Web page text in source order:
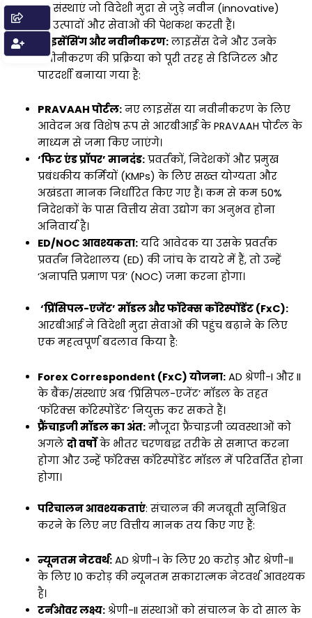
संस्थाएं जो विदेशी मुद्रा से जुड़े नवीन (innovative)
उत्पादों और सेवाओं की पेशकश करती हैं।
लाइसेंसिंग और नवीनीकरण: लाइसेंस देने और उनके
नवीनीकरण की प्रक्रिया को पूरी तरह से डिजिटल और
पारदर्शी बनाया गया है:
PRAVAAH पोर्टल:नए लाइसेंस या नवीनीकरण के लिए
आवेदन अब विशेष रूप से आरबीआई के PRAVAAH पोर्टल के
माध्यम से जमा किए जाएंगे।
‘फिट एंड प्रॉपर’ मानदंड:प्रवर्तकों, निदेशकों और प्रमुख
प्रबंधकीय कर्मियों (KMPs) के लिए सख्त योग्यता और
अखंडता मानक निर्धारित किए गए हैं। कम से कम 50%
निदेशकों के पास वित्तीय सेवा उद्योग का अनुभव होना
अनिवार्य है।
ED/NOC आवश्यकता:यदि आवेदक या उसके प्रवर्तक
प्रवर्तन निदेशालय (ED) की जांच के दायरे में हैं, तो उन्हें
‘अनापत्ति प्रमाण पत्र’ (NOC) जमा करना होगा।
‘प्रिंसिपल-एजेंट’ मॉडल और फॉरेक्स कॉरेस्पोंडेंट (FxC):
आरबीआई ने विदेशी मुद्रा सेवाओं की पहुंच बढ़ाने के लिए
एक महत्वपूर्ण बदलाव किया है:
Forex Correspondent (FxC) योजना:AD श्रेणी-I और II
के बैंक/संस्थाएं अब ‘प्रिंसिपल-एजेंट’ मॉडल के तहत
‘फॉरेक्स कॉरेस्पोंडेंट’ नियुक्त कर सकते हैं।
फ्रैंचाइजी मॉडल का अंत:मौजूदा फ्रैंचाइजी व्यवस्थाओं को
अगले दो वर्षोंके भीतर चरणबद्ध तरीके से समाप्त करना
होगा और उन्हें फॉरेक्स कॉरेस्पोंडेंट मॉडल में परिवर्तित होना
होगा।
परिचालन आवश्यकताएं: संचालन की मजबूती सुनिश्चित
करने के लिए नए वित्तीय मानक तय किए गए हैं:
न्यूनतम नेटवर्थ:AD श्रेणी-I के लिए ₹20 करोड़ और श्रेणी-II
के लिए ₹10 करोड़ की न्यूनतम सकारात्मक नेटवर्थ आवश्यक
है।
टर्नओवर लक्ष्य:श्रेणी-II संस्थाओं को संचालन के दो साल के